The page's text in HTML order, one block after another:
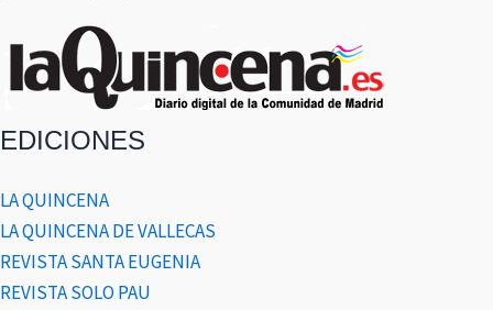
EDICIONES
LA QUINCENA
LA QUINCENA DE VALLECAS
REVISTA SANTA EUGENIA
REVISTA SOLO PAU